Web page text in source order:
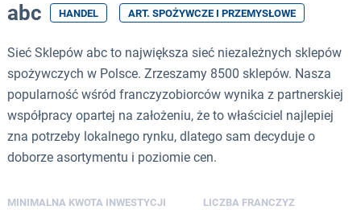
abc HANDEL ART. SPOŻYWCZE I PRZEMYSŁOWE
Sieć Sklepów abc to największa sieć niezależnych sklepów
spożywczych w Polsce. Zrzeszamy 8500 sklepów. Nasza
popularność wśród franczyzobiorców wynika z partnerskiej
współpracy opartej na założeniu, że to właściciel najlepiej
zna potrzeby lokalnego rynku, dlatego sam decyduje o
doborze asortymentu i poziomie cen.
MINIMALNA KWOTA INWESTYCJI LICZBA FRANCZYZ